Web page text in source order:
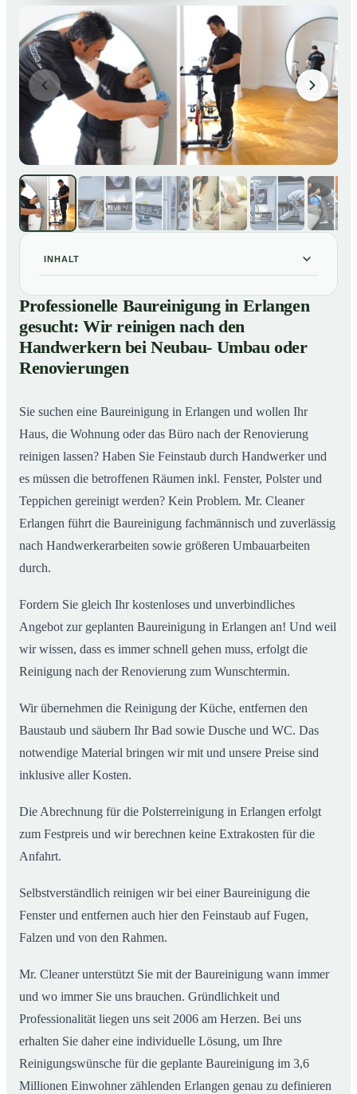
INHALT
01 Professionelle Baureinigung in Erlangen gesucht: Wir
reinigen nach den Handwerkern bei Neubau- Umbau
oder Renovierungen
02Baureinigung in Erlangen – Profis im Einsatz
Professionelle Baureinigung in Erlangen
gesucht: Wir reinigen nach den
Handwerkern bei Neubau- Umbau oder
Renovierungen
Sie suchen eine Baureinigung in Erlangen und wollen Ihr
Haus, die Wohnung oder das Büro nach der Renovierung
reinigen lassen? Haben Sie Feinstaub durch Handwerker und
es müssen die betroffenen Räumen inkl. Fenster, Polster und
Teppichen gereinigt werden? Kein Problem. Mr. Cleaner
Erlangen führt die Baureinigung fachmännisch und zuverlässig
nach Handwerkerarbeiten sowie größeren Umbauarbeiten
durch.
Fordern Sie gleich Ihr kostenloses und unverbindliches
Angebot zur geplanten Baureinigung in Erlangen an! Und weil
wir wissen, dass es immer schnell gehen muss, erfolgt die
Reinigung nach der Renovierung zum Wunschtermin.
Wir übernehmen die Reinigung der Küche, entfernen den
Baustaub und säubern Ihr Bad sowie Dusche und WC. Das
notwendige Material bringen wir mit und unsere Preise sind
inklusive aller Kosten.
Die Abrechnung für die Polsterreinigung in Erlangen erfolgt
zum Festpreis und wir berechnen keine Extrakosten für die
Anfahrt.
Selbstverständlich reinigen wir bei einer Baureinigung die
Fenster und entfernen auch hier den Feinstaub auf Fugen,
Falzen und von den Rahmen.
Mr. Cleaner unterstützt Sie mit der Baureinigung wann immer
und wo immer Sie uns brauchen. Gründlichkeit und
Professionalität liegen uns seit 2006 am Herzen. Bei uns
erhalten Sie daher eine individuelle Lösung, um Ihre
Reinigungswünsche für die geplante Baureinigung im 3,6
Millionen Einwohner zählenden Erlangen genau zu definieren